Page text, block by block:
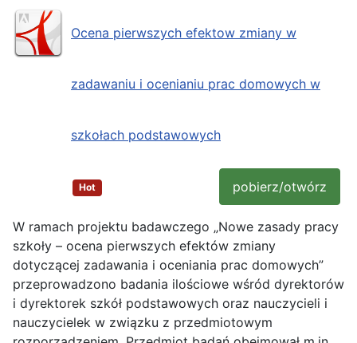
Ocena pierwszych efektow zmiany w
zadawaniu i ocenianiu prac domowych w
szkołach podstawowych
Hot pobierz/otwórz
W ramach projektu badawczego „Nowe zasady pracy
szkoły – ocena pierwszych efektów zmiany
dotyczącej zadawania i oceniania prac domowych”
przeprowadzono badania ilościowe wśród dyrektorów
i dyrektorek szkół podstawowych oraz nauczycieli i
nauczycielek w związku z przedmiotowym